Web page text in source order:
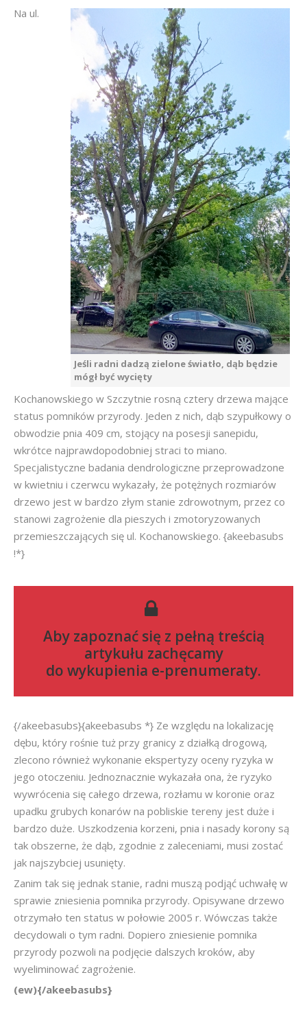
Jeśli radni dadzą zielone światło, dąb będzie
mógł być wycięty
Na ul.
Kochanowskiego w Szczytnie rosną cztery drzewa mające
status pomników przyrody. Jeden z nich, dąb szypułkowy o
obwodzie pnia 409 cm, stojący na posesji sanepidu,
wkrótce najprawdopodobniej straci to miano.
Specjalistyczne badania dendrologiczne przeprowadzone
w kwietniu i czerwcu wykazały, że potężnych rozmiarów
drzewo jest w bardzo złym stanie zdrowotnym, przez co
stanowi zagrożenie dla pieszych i zmotoryzowanych
przemieszczających się ul. Kochanowskiego. {akeebasubs
!*}
Aby zapoznać się z pełną treścią
artykułu zachęcamy
do wykupienia e-prenumeraty.
{/akeebasubs}{akeebasubs *} Ze względu na lokalizację
dębu, który rośnie tuż przy granicy z działką drogową,
zlecono również wykonanie ekspertyzy oceny ryzyka w
jego otoczeniu. Jednoznacznie wykazała ona, że ryzyko
wywrócenia się całego drzewa, rozłamu w koronie oraz
upadku grubych konarów na pobliskie tereny jest duże i
bardzo duże. Uszkodzenia korzeni, pnia i nasady korony są
tak obszerne, że dąb, zgodnie z zaleceniami, musi zostać
jak najszybciej usunięty.
Zanim tak się jednak stanie, radni muszą podjąć uchwałę w
sprawie zniesienia pomnika przyrody. Opisywane drzewo
otrzymało ten status w połowie 2005 r. Wówczas także
decydowali o tym radni. Dopiero zniesienie pomnika
przyrody pozwoli na podjęcie dalszych kroków, aby
wyeliminować zagrożenie.
(ew){/akeebasubs}